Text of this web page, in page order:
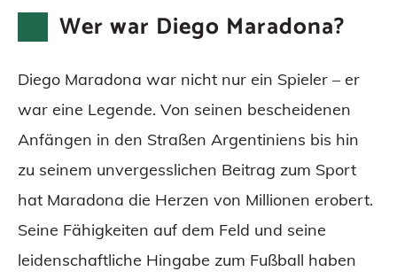
Die Seele heben, Geschichten teilen
Vom Tresen in die Welt: Globale
Reichweite
FAQs zum “Cocktail Maradona”
Wer war Diego Maradona?
Diego Maradona war nicht nur ein Spieler – er
war eine Legende. Von seinen bescheidenen
Anfängen in den Straßen Argentiniens bis hin
zu seinem unvergesslichen Beitrag zum Sport
hat Maradona die Herzen von Millionen erobert.
Seine Fähigkeiten auf dem Feld und seine
leidenschaftliche Hingabe zum Fußball haben